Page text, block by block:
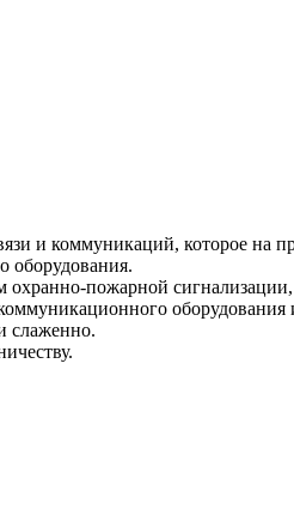
и коммуникаций, которое на
оборудования.
пожарной
оборудования
слаженно.